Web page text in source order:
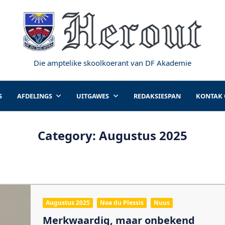
Die amptelike skoolkoerant van DF Akademie
AFDELINGS UITGAWES REDAKSIESPAN KONTAK
Category: Augustus 2025
Augustus 2025 Noa du Plessis Nuus
Merkwaardig, maar onbekend